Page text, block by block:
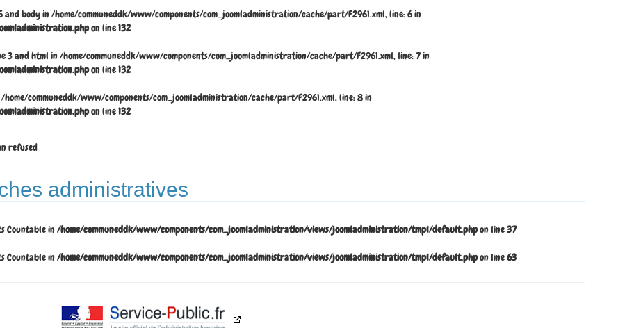
and body in /home/communeddk/www/components/com_joomladministration/cache/part/F2961.xml, line: 6 in
on line132
3 and html in /home/communeddk/www/components/com_joomladministration/cache/part/F2961.xml, line: 7 in
on line132
communeddk/www/components/com_joomladministration/cache/part/F2961.xml, line: 8 in
on line132
refused
administratives
Countable in/home/communeddk/www/components/com_joomladministration/views/joomladministration/tmpl/default.phpon line37
Countable in/home/communeddk/www/components/com_joomladministration/views/joomladministration/tmpl/default.phpon line63